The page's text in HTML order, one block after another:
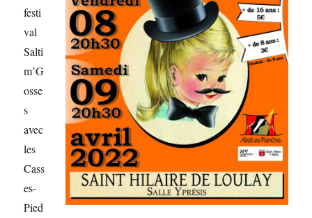
festi
val
Salti
m’G
osse
s
avec
les
Cass
es-
Pied